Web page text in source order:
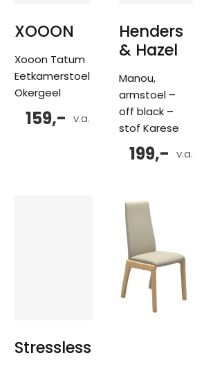
XOOON
Xooon Tatum
Eetkamerstoel
Okergeel
v.a.
159,-
Henders
& Hazel
Manou,
armstoel –
off black –
stof Karese
v.a.
199,-
Stressless